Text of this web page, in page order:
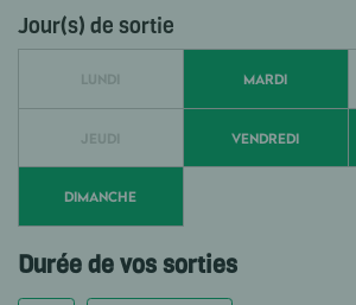
Jour(s) de sortie
LUNDI MARDI
JEUDI VENDREDI
DIMANCHE
Durée de vos sorties